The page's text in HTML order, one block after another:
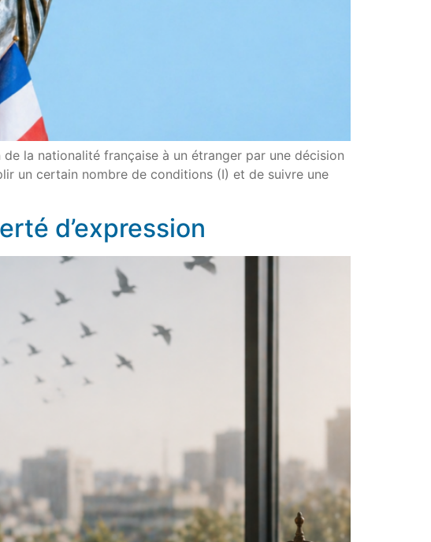
la nationalité française à un étranger par une décision
un certain nombre de conditions (I) et de suivre une
d’expression